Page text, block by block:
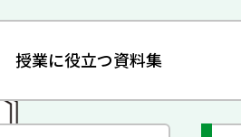
授業に役立つ資料集